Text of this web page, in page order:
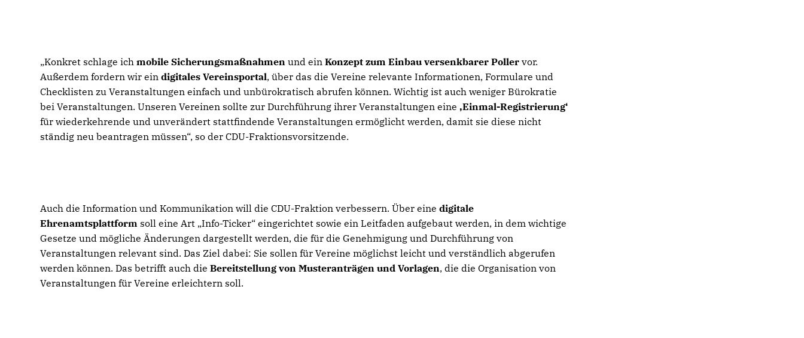
Konkret schlage ichmobile Sicherungsmaßnahmen und einKonzept zum Einbau versenkbarer Poller vor.
Außerdem fordern wir eindigitales Vereinsportal, über das die Vereine relevante Informationen, Formulare und
Checklisten zu Veranstaltungen einfach und unbürokratisch abrufen können. Wichtig ist auch weniger Bürokratie
bei Veranstaltungen. Unseren Vereinen sollte zur Durchführung ihrer Veranstaltungen eineEinmal-Registrierung‘
für wiederkehrende und unverändert stattfindende Veranstaltungen ermöglicht werden, damit sie diese nicht
ständig neu beantragen müssen“, so der CDU-Fraktionsvorsitzende.
Auch die Information und Kommunikation will die CDU-Fraktion verbessern. Über einedigitale
Ehrenamtsplattform soll eine Art „Info-Ticker“ eingerichtet sowie ein Leitfaden aufgebaut werden, in dem wichtige
Gesetze und mögliche Änderungen dargestellt werden, die für die Genehmigung und Durchführung von
Veranstaltungen relevant sind. Das Ziel dabei: Sie sollen für Vereine möglichst leicht und verständlich abgerufen
werden können. Das betrifft auch dieBereitstellung von Musteranträgen und Vorlagen, die die Organisation von
Veranstaltungen für Vereine erleichtern soll.